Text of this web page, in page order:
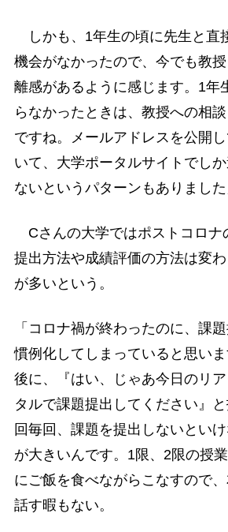
しかも、1年生の頃に先生と直
機会がなかったので、今でも教
離感があるように感じます。1年
らなかったときは、教授への相
ですね。メールアドレスを公開
いて、大学ポータルサイトでし
ないというパターンもありました
Cさんの大学ではポストコロナ
提出方法や成績評価の方法は変
が多いという。
「コロナ禍が終わったのに、課
慣例化してしまっていると思い
後に、『はい、じゃあ今日のリ
タルで課題提出してください』
回毎回、課題を提出しないとい
が大きいんです。1限、2限の授
にご飯を食べながらこなすので
話す暇もない。